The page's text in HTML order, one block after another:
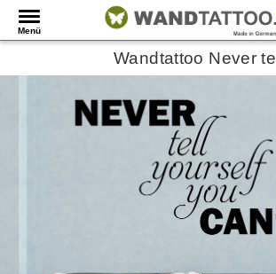
Menü
Wandtattoo Never tell